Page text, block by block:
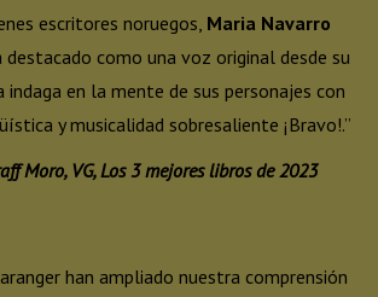
escritores noruegos, Maria Navarro
como una voz original desde su
en la mente de sus personajes con
y musicalidad sobresaliente ¡Bravo!.”
Moro, VG, Los 3 mejores libros de 2023
han ampliado nuestra comprensión